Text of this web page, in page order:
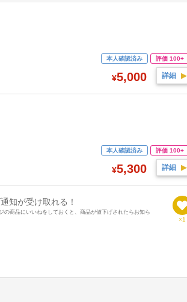
本人確認済み 評価 100+
¥5,000 詳細 ▶︎
本人確認済み 評価 100+
¥5,300 詳細 ▶︎
知が受け取れる！
の商品にいいねをしておくと、商品が値下げされたらお知ら
×1